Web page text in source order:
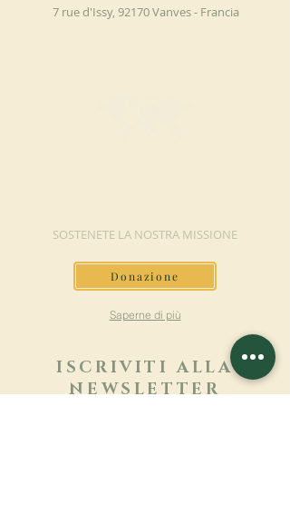
7 rue d'Issy, 92170 Vanves - Francia
SOSTENETE LA NOSTRA MISSIONE
Donazione
Saperne di più
ISCRIVITI ALLA
NEWSLETTER